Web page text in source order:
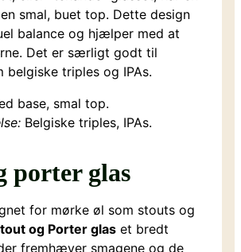
smal, buet top. Dette design
balance og hjælper med at
Det er særligt godt til
belgiske triples og IPAs.
base, smal top.
Belgiske triples, IPAs.
porter glas
for mørke øl som stouts og
og Porter glas et bredt
fremhæver smagene og de